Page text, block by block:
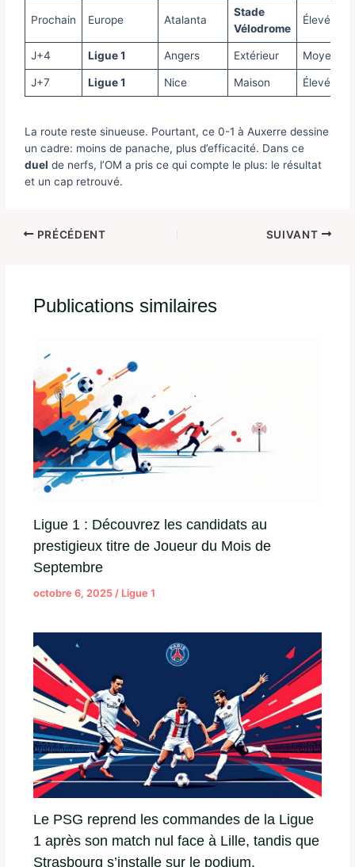
Prochain Europe Atalanta
Stade
Vélodrome
Élevé
J+4 Ligue 1 Angers Extérieur Moyen
J+7 Ligue 1 Nice Maison Élevé
La route reste sinueuse. Pourtant, ce 0-1 à Auxerre dessine
un cadre: moins de panache, plus d’efficacité. Dans ce
duel de nerfs, l’OM a pris ce qui compte le plus: le résultat
et un cap retrouvé.
PRÉCÉDENT SUIVANT
Publications similaires
Ligue 1 : Découvrez les candidats au
prestigieux titre de Joueur du Mois de
Septembre
octobre 6, 2025 / Ligue 1
Le PSG reprend les commandes de la Ligue
1 après son match nul face à Lille, tandis que
Strasbourg s’installe sur le podium.